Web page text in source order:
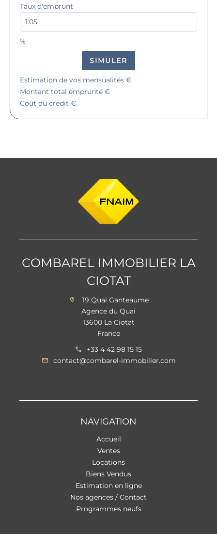
Taux d'emprunt
%
SIMULER
Estimation de vos mensualités €
Montant total emprunté €
Coût du crédit €
COMBAREL IMMOBILIER LA
CIOTAT
19 Quai Ganteaume
Agence du Quai
13600 La Ciotat
France
+33 4 42 98 15 15
contact@combarel-immobilier.com
NAVIGATION
Accueil
Ventes
Locations
Biens Vendus
Estimation en ligne
Nos agences / Contact
Programmes neufs